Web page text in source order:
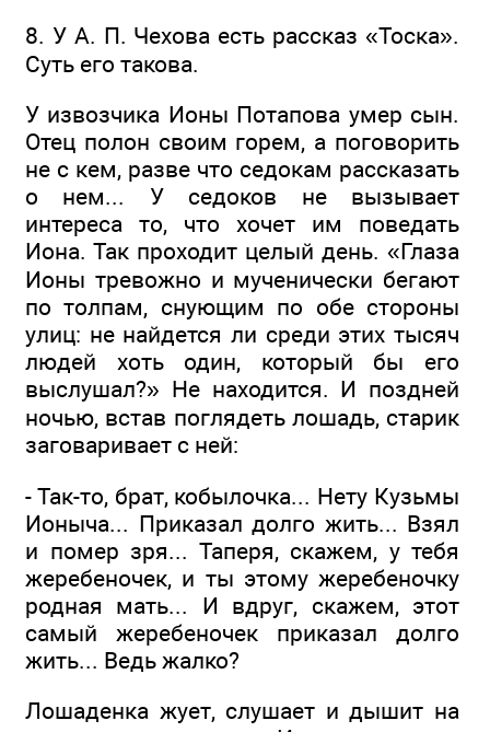
8. У А. П. Чехова есть рассказ «Тоска».
Суть его такова.
У извозчика Ионы Потапова умер сын.
Отец полон своим горем, а поговорить
не с кем, разве что седокам рассказать
о нем... У седоков не вызывает
интереса то, что хочет им поведать
Иона. Так проходит целый день. «Глаза
Ионы тревожно и мученически бегают
по толпам, снующим по обе стороны
улиц: не найдется ли среди этих тысяч
людей хоть один, который бы его
выслушал?» Не находится. И поздней
ночью, встав поглядеть лошадь, старик
заговаривает с ней:
- Так-то, брат, кобылочка... Нету Кузьмы
Ионыча... Приказал долго жить... Взял
и помер зря... Таперя, скажем, у тебя
жеребеночек, и ты этому жеребеночку
родная мать... И вдруг, скажем, этот
самый жеребеночек приказал долго
жить... Ведь жалко?
Лошаденка жует, слушает и дышит на